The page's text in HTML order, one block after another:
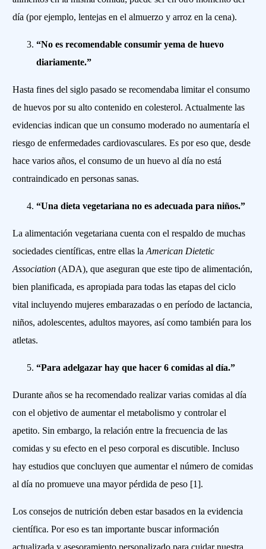
día (por ejemplo, lentejas en el almuerzo y arroz en la cena).
“No es recomendable consumir yema de huevo
diariamente.”
Hasta fines del siglo pasado se recomendaba limitar el consumo
de huevos por su alto contenido en colesterol. Actualmente las
evidencias indican que un consumo moderado no aumentaría el
riesgo de enfermedades cardiovasculares. Es por eso que, desde
hace varios años, el consumo de un huevo al día no está
contraindicado en personas sanas.
“Una dieta vegetariana no es adecuada para niños.”
La alimentación vegetariana cuenta con el respaldo de muchas
sociedades científicas, entre ellas laAmerican Dietetic
Association (ADA), que aseguran que este tipo de alimentación,
bien planificada, es apropiada para todas las etapas del ciclo
vital incluyendo mujeres embarazadas o en período de lactancia,
niños, adolescentes, adultos mayores, así como también para los
atletas.
“Para adelgazar hay que hacer 6 comidas al día.”
Durante años se ha recomendado realizar varias comidas al día
con el objetivo de aumentar el metabolismo y controlar el
apetito. Sin embargo, la relación entre la frecuencia de las
comidas y su efecto en el peso corporal es discutible. Incluso
hay estudios que concluyen que aumentar el número de comidas
al día no promueve una mayor pérdida de peso [1].
Los consejos de nutrición deben estar basados en la evidencia
científica. Por eso es tan importante buscar información